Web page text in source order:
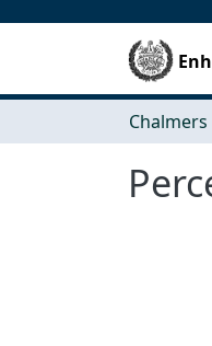
Chalmers